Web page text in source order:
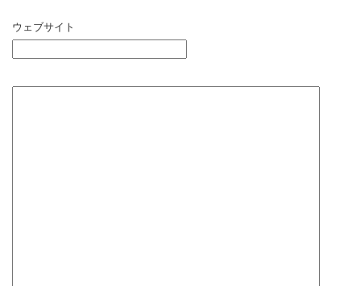
ウェブサイト